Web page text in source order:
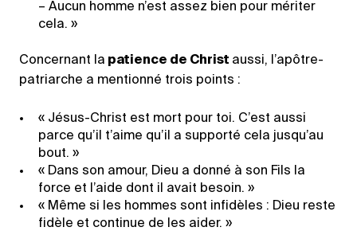
– Aucun homme n’est assez bien pour mériter
cela. »
Concernant la patience de Christ aussi, l’apôtre-
patriarche a mentionné trois points :
« Jésus-Christ est mort pour toi. C’est aussi
parce qu’il t’aime qu’il a supporté cela jusqu’au
bout. »
« Dans son amour, Dieu a donné à son Fils la
force et l’aide dont il avait besoin. »
« Même si les hommes sont infidèles : Dieu reste
fidèle et continue de les aider. »